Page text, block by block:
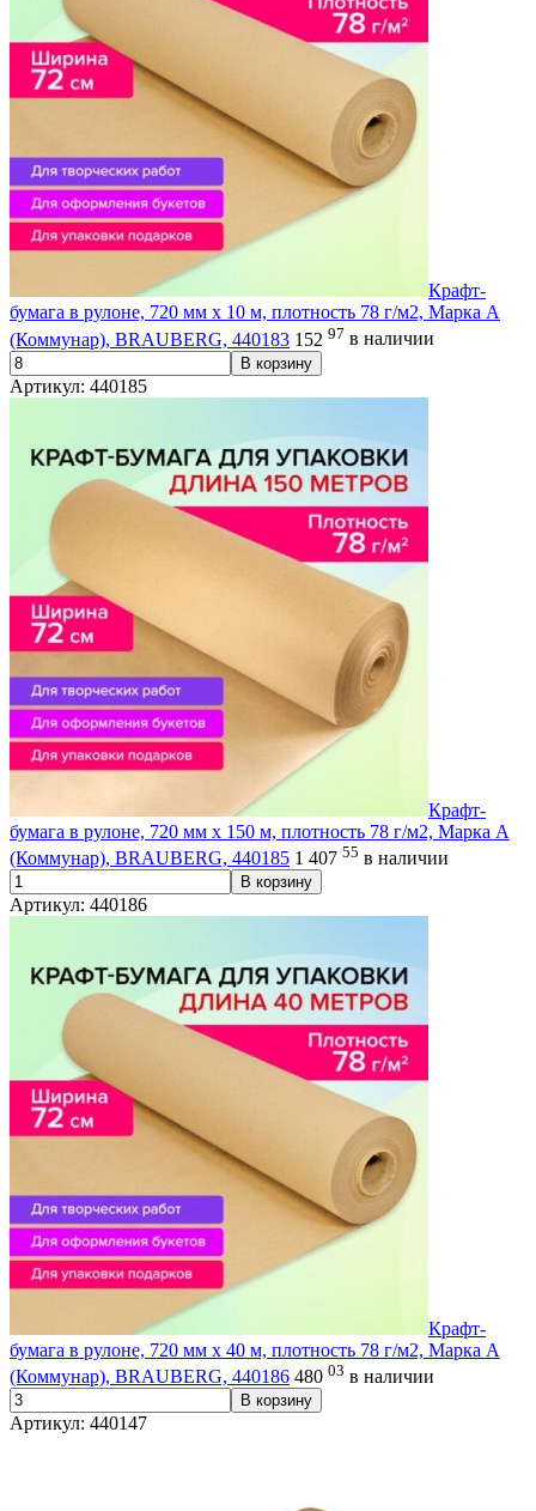
Крафт-
бумага в рулоне, 720 мм x 10 м, плотность 78 г/м2, Марка А
(Коммунар), BRAUBERG, 440183 152 97 в наличии
В корзину
Артикул: 440185
Крафт-
бумага в рулоне, 720 мм x 150 м, плотность 78 г/м2, Марка А
(Коммунар), BRAUBERG, 440185 1 407 55 в наличии
В корзину
Артикул: 440186
Крафт-
бумага в рулоне, 720 мм x 40 м, плотность 78 г/м2, Марка А
(Коммунар), BRAUBERG, 440186 480 03 в наличии
В корзину
Артикул: 440147